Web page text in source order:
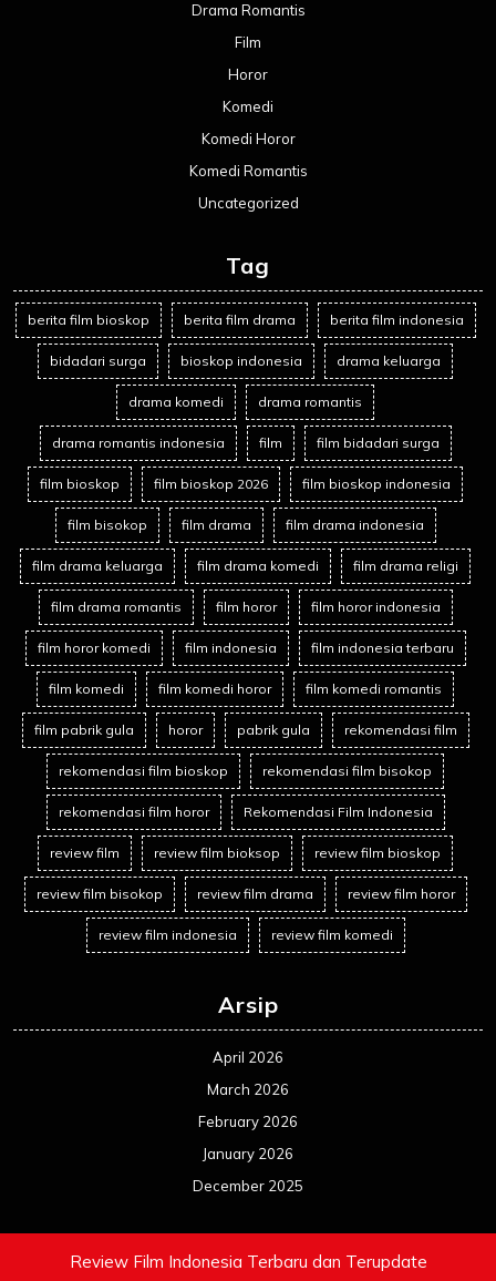
Drama Romantis
Film
Horor
Komedi
Komedi Horor
Komedi Romantis
Uncategorized
Tag
berita film bioskop berita film drama berita film indonesia
bidadari surga bioskop indonesia drama keluarga
drama komedi drama romantis
drama romantis indonesia film film bidadari surga
film bioskop film bioskop 2026 film bioskop indonesia
film bisokop film drama film drama indonesia
film drama keluarga film drama komedi film drama religi
film drama romantis film horor film horor indonesia
film horor komedi film indonesia film indonesia terbaru
film komedi film komedi horor film komedi romantis
film pabrik gula horor pabrik gula rekomendasi film
rekomendasi film bioskop rekomendasi film bisokop
rekomendasi film horor Rekomendasi Film Indonesia
review film review film bioksop review film bioskop
review film bisokop review film drama review film horor
review film indonesia review film komedi
Arsip
April 2026
March 2026
February 2026
January 2026
December 2025
Review Film Indonesia Terbaru dan Terupdate